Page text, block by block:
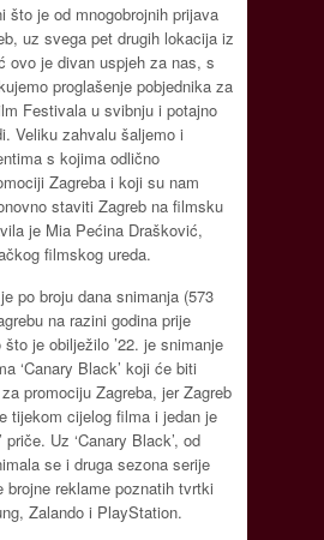
što je od mnogobrojnih prijava
uz svega pet drugih lokacija iz
ovo je divan uspjeh za nas, s
proglašenje pobjednika za
Festivala u svibnju i potajno
Veliku zahvalu šaljemo i
s kojima odlično
Zagreba i koji su nam
staviti Zagreb na filmsku
je Mia Pećina Drašković,
filmskog ureda.
po broju dana snimanja (573
na razini godina prije
je obilježilo ’22. je snimanje
‘Canary Black’ koji će biti
promociju Zagreba, jer Zagreb
tijekom cijelog filma i jedan je
priče. Uz ‘Canary Black’, od
se i druga sezona serije
brojne reklame poznatih tvrtki
Zalando i PlayStation.